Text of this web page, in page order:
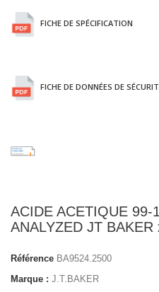
FICHE DE SPÉCIFICATION
FICHE DE DONNÉES DE
ACIDE ACETIQUE 99-
ANALYZED JT BAKER
Référence BA9524.2500
Marque : J.T.BAKER